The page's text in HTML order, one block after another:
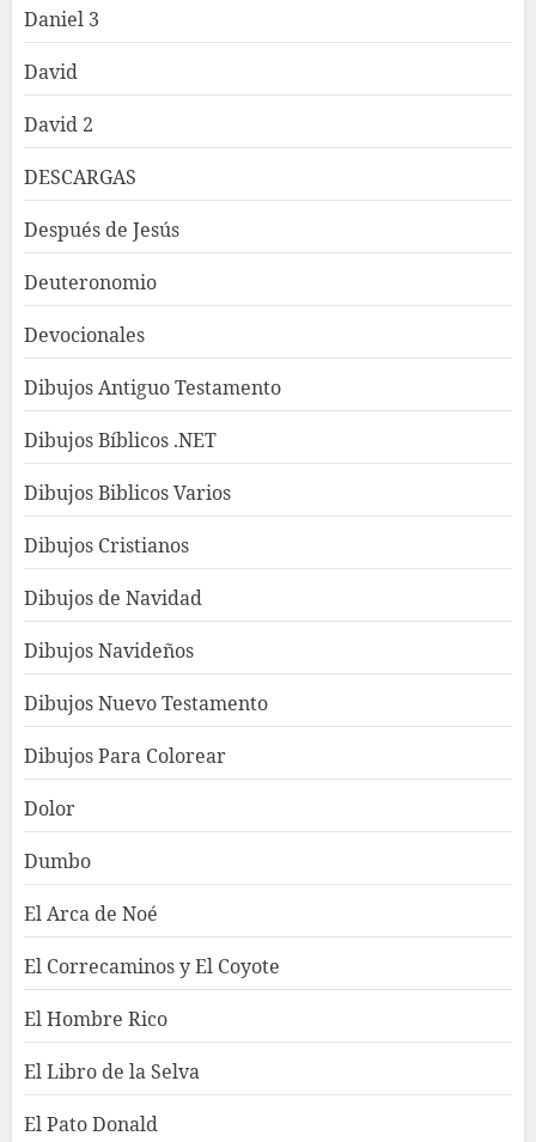
Daniel 3
David
David 2
DESCARGAS
Después de Jesús
Deuteronomio
Devocionales
Dibujos Antiguo Testamento
Dibujos Bíblicos .NET
Dibujos Biblicos Varios
Dibujos Cristianos
Dibujos de Navidad
Dibujos Navideños
Dibujos Nuevo Testamento
Dibujos Para Colorear
Dolor
Dumbo
El Arca de Noé
El Correcaminos y El Coyote
El Hombre Rico
El Libro de la Selva
El Pato Donald